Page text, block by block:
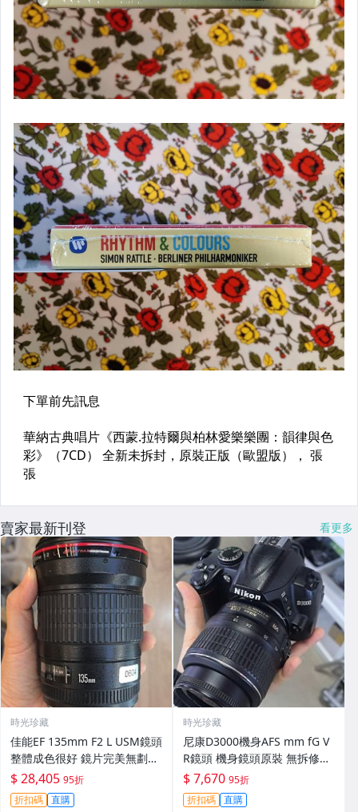
賣家最新刊登 看更多
時光珍藏
佳能EF 135mm F2 L USM鏡頭
整體成色很好 鏡片完美無劃痕
功能一切正常 無拆修無-3430
$ 28,405 95折
折扣碼 直購
時光珍藏
尼康D3000機身AFS mm fG V
R鏡頭 機身鏡頭原裝 無拆修無
翻新 有輕微使用痕跡 鏡頭-34
30
$ 7,670 95折
折扣碼 直購